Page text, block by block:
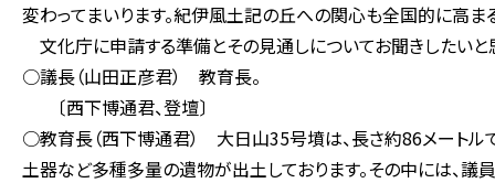
変わってまいります。紀伊風土記の丘への関心も全国的に高ま
文化庁に申請する準備とその見通しについてお聞きしたいと
○議長（山田正彦君） 教育長。
〔西下博通君、登壇〕
○教育長（西下博通君） 大日山35号墳は、長さ約86メートル
土器など多種多量の遺物が出土しております。その中には、